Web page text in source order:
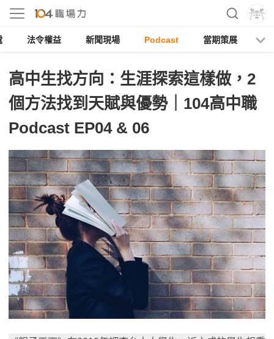
法令權益 新聞現場 Podcast 當期策展
高中生找方向：生涯探索這樣做，2
個方法找到天賦與優勢｜104高中職
Podcast EP04 & 06